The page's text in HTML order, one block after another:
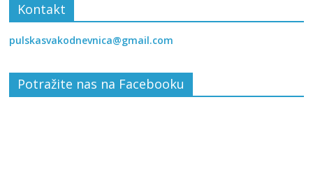
Kontakt
pulskasvakodnevnica@gmail.com
Potražite nas na Facebooku